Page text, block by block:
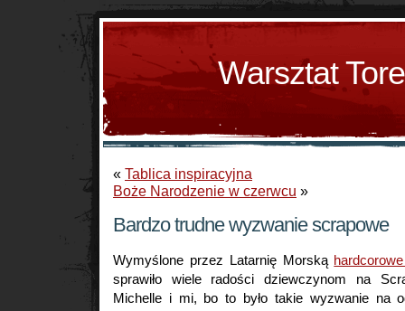
Warsztat
« Tablica inspiracyjna
Boże Narodzenie w czerwcu »
Bardzo trudne wyzwanie scrapowe
Wymyślone przez Latarnię Morską
sprawiło wiele radości dziewczynom na
Michelle i mi, bo to było takie wyzwanie na